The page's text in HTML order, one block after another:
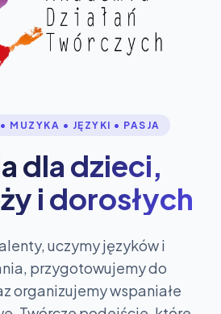
MUZYKA • JĘZYKI • PASJA
dla dzieci,
i dorosłych
uczymy języków i
przygotowujemy do
organizujemy wspaniałe